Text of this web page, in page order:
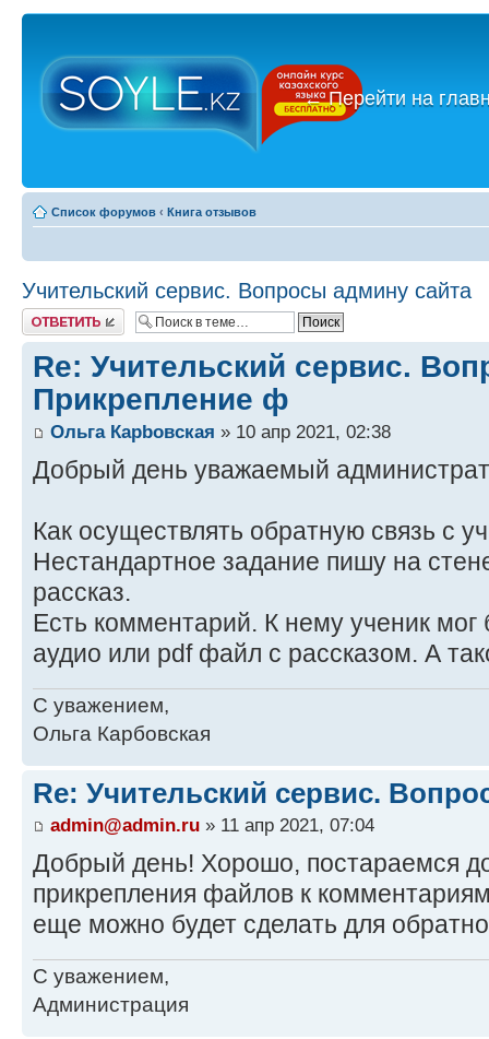
←Перейти на
Список форумов ‹ Книга отзывов
Учительский сервис. Вопросы админу сайта
Ответить
Re: Учительский сервис.
Прикрепление ф
Ольга Карbовская » 10 апр 2021, 02:38
Добрый день уважаемый
Как осуществлять обратную связь с
Нестандартное задание пишу на
рассказ.
Есть комментарий. К нему ученик
аудио или pdf файл с рассказом. А
С уважением,
Ольга Карбовская
Re: Учительский сервис.
admin@admin.ru » 11 апр 2021, 07:04
Добрый день! Хорошо, постараемся
прикрепления файлов к
еще можно будет сделать для
С уважением,
Администрация